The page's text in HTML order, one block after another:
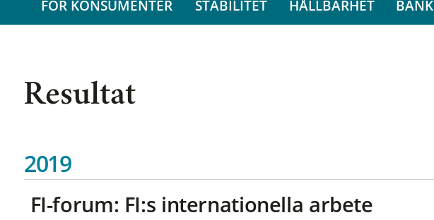
FÖR KONSUMENTER STABILITET HÅLLBARHET BANK
Resultat
2019
FI-forum: FI:s internationella arbete